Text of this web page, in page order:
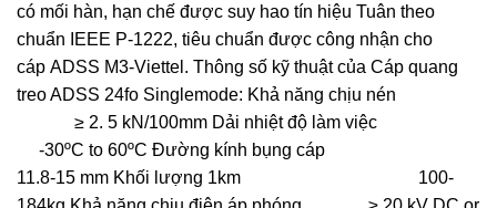
có mối hàn, hạn chế được suy hao tín hiệu Tuân theo
chuẩn IEEE P-1222, tiêu chuẩn được công nhận cho
cáp ADSS M3-Viettel. Thông số kỹ thuật của Cáp quang
treo ADSS 24fo Singlemode: Khả năng chịu nén
≥ 2. 5 kN/100mm Dải nhiệt độ làm việc
-30ºC to 60ºC Đường kính bụng cáp
11.8-15 mm Khối lượng 1km 100-